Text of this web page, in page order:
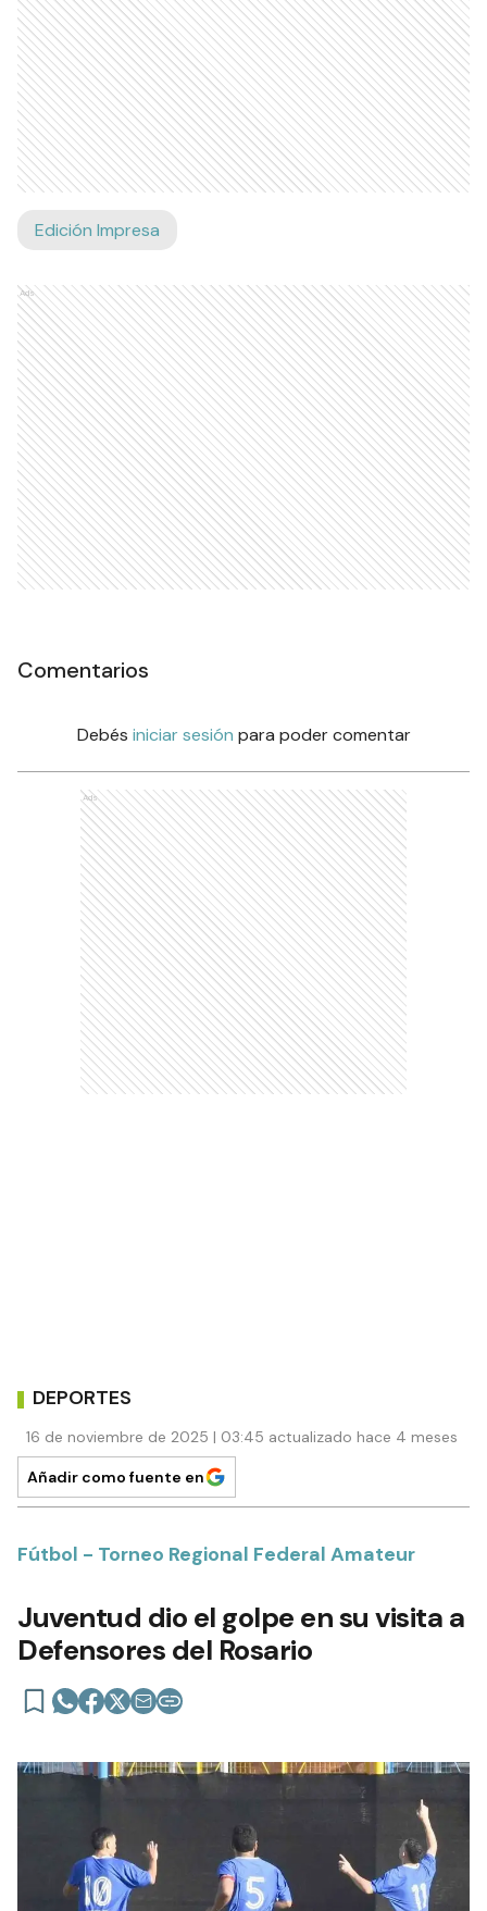
Edición Impresa
Ads
Comentarios
Debés iniciar sesión para poder comentar
Ads
DEPORTES
16 de noviembre de 2025 | 03:45 actualizado hace 4 meses
Añadir como fuente en
Fútbol - Torneo Regional Federal Amateur
Juventud dio el golpe en su visita a
Defensores del Rosario